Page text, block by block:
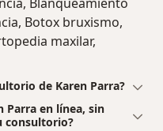
Botox bruxismo,
maxilar,
de Karen Parra?
Parra en línea, sin
consultorio?